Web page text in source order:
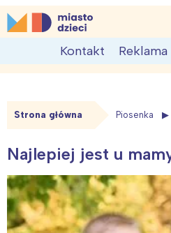
Skip
to
MiastoDzieci.pl
atrakcje dla dzieci,
Kontakt Reklama
Strona główna Piosenka
Najlepiej jest u